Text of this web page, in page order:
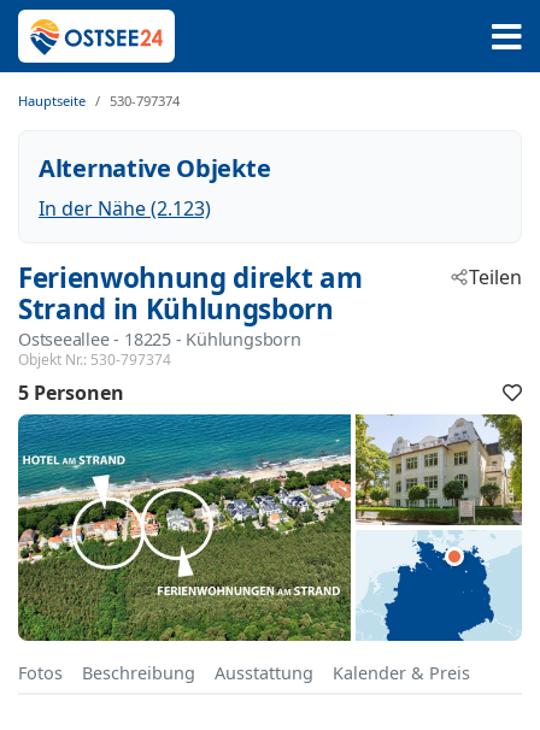
Hauptseite 530-797374
Alternative Objekte
In der Nähe (2.123)
Ferienwohnung direkt am
Strand in Kühlungsborn
Ostseeallee - 18225 - Kühlungsborn
Objekt Nr.: 530-797374
Teilen
5 Personen
Fotos Beschreibung Ausstattung Kalender & Preis